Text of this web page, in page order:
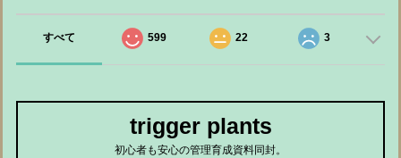
すべて 599 22 3
trigger plants
初心者も安心の管理育成資料同封。